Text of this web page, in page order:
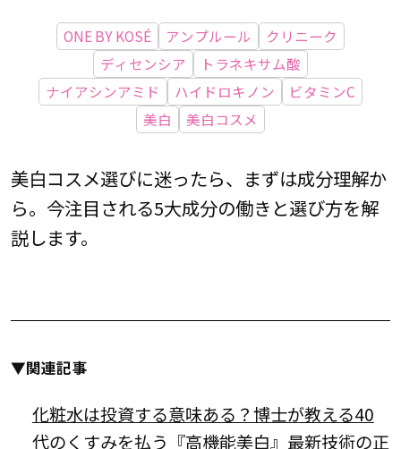
ONE BY KOSÉ アンプルール
クリニーク
ディセンシア
トラネキサム酸
ナイアシンアミド
ハイドロキノン
ビタミンC
美白
美白コスメ
美白コスメ選びに迷ったら、まずは成分理解か
ら。今注目される5大成分の働きと選び方を解
説します。
▼関連記事
化粧水は投資する意味ある？博士が教える40
代のくすみを払う『高機能美白』最新技術の正